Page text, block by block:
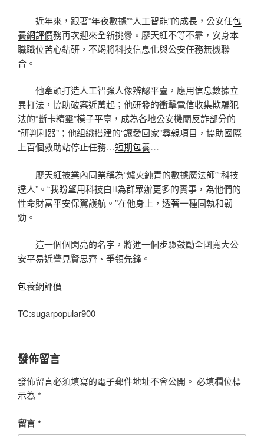
近年來，跟著“年夜數據”“人工智能”的成長，公安任包
養網評價務再次迎來全新挑釁。廖天紅不等不靠，安身本
職職位苦心鉆研，不竭將科技信息化與公安任務無機聯
合。
他牽頭打造人工智強人像辨認平臺，應用信息數據立
異打法，協助破案近萬起；他研發的衝擊電信收集欺騙犯
法的“斷卡精靈”模子平臺，成為各地公安機關反詐部分的
“研判利器”；他組織搭建的“讓愛回家”尋親項目，協助國際
上百個救助站停止任務…短期包養…
廖天紅被業內同業稱為“爐火純青的數據魔法師”“科技
達人”。“我盼望用科技白為群眾辦更多的實事，為他們的
性命財富平安保駕護航。”在他身上，透著一種固執和韌
勁。
這一個個閃亮的名字，將進一個步驟鼓勵全國寬大公
安平易近警見賢思齊、爭領先鋒。
包養網評價
TC:sugarpopular900
發佈留言
發佈留言必須填寫的電子郵件地址不會公開。 必填欄位標
示為 *
留言*